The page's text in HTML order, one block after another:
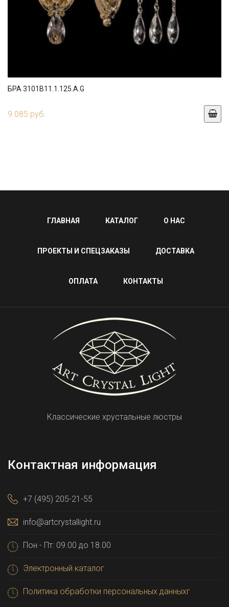
БРА 3101B11.1.125.A.G
9 085 руб.
ГЛАВНАЯ КАТАЛОГ О НАС
ПРОЕКТЫ И СПЕЦЗАКАЗЫ ДОСТАВКА
ОПЛАТА КОНТАКТЫ
Классические хрустальные люстры
Контактная информация
+7 (495) 205-21-55
info@artcrystallight.ru
Пон - Пт: 09.00 до 18.00
Электронный каталог
Политика обработки персональных данныхг